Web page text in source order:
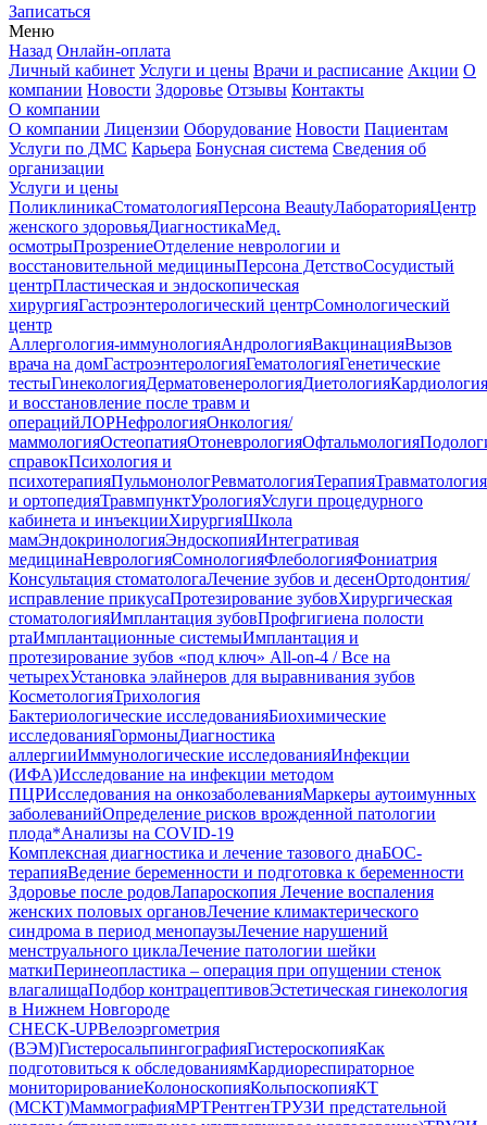
Записаться
Меню
Назад Онлайн-оплата
Личный кабинет Услуги и цены Врачи и расписание Акции О
компании Новости Здоровье Отзывы Контакты
О компании
О компании Лицензии Оборудование Новости Пациентам
Услуги по ДМС Карьера Бонусная система Сведения об
организации
Услуги и цены
ПоликлиникаСтоматологияПерсона BeautyЛабораторияЦентр
женского здоровьяДиагностикаМед.
осмотрыПрозрениеОтделение неврологии и
восстановительной медициныПерсона ДетствоСосудистый
центрПластическая и эндоскопическая
хирургияГастроэнтерологический центрСомнологический
центр
Аллергология-иммунологияАндрологияВакцинацияВызов
врача на домГастроэнтерологияГематологияГенетические
тестыГинекологияДерматовенерологияДиетологияКардиология
и восстановление после травм и
операцийЛОРНефрологияОнкология/
маммологияОстеопатияОтоневрологияОфтальмология
справокПсихология и
психотерапияПульмонологРевматологияТерапияТравматология
и ортопедияТравмпунктУрологияУслуги процедурного
кабинета и инъекцииХирургияШкола
мамЭндокринологияЭндоскопияИнтегративая
медицинаНеврологияСомнологияФлебологияФониатрия
Консультация стоматологаЛечение зубов и десенОртодонтия/
исправление прикусаПротезирование зубовХирургическая
стоматологияИмплантация зубовПрофгигиена полости
ртаИмплантационные системыИмплантация и
протезирование зубов «под ключ» All-on-4 / Все на
четырехУстановка элайнеров для выравнивания зубов
КосметологияТрихология
Бактериологические исследованияБиохимические
исследованияГормоныДиагностика
аллергииИммунологические исследованияИнфекции
(ИФА)Исследование на инфекции методом
ПЦРИсследования на онкозаболеванияМаркеры аутоимунных
заболеванийОпределение рисков врожденной патологии
плода*Анализы на COVID-19
Комплексная диагностика и лечение тазового днаБОС-
терапияВедение беременности и подготовка к беременности
Здоровье после родовЛапароскопия Лечение воспаления
женских половых органовЛечение климактерического
синдрома в период менопаузыЛечение нарушений
менструального циклаЛечение патологии шейки
маткиПеринеопластика – операция при опущении стенок
влагалищаПодбор контрацептивовЭстетическая гинекология
в Нижнем Новгороде
CHECK-UPВелоэргометрия
(ВЭМ)ГистеросальпингографияГистероскопияКак
подготовиться к обследованиямКардиореспираторное
мониторированиеКолоноскопияКольпоскопияКТ
(МСКТ)МаммографияМРТРентгенТРУЗИ предстательной